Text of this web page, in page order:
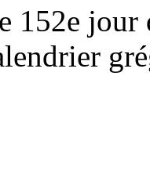
152e jour